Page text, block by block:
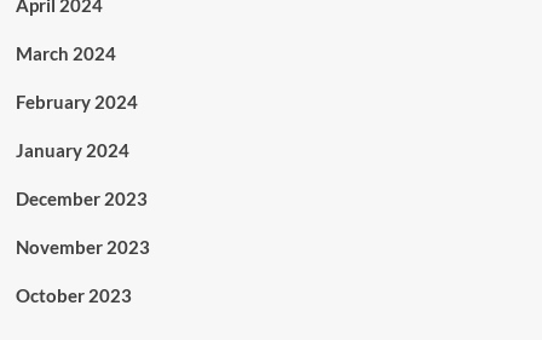
April 2024
March 2024
February 2024
January 2024
December 2023
November 2023
October 2023